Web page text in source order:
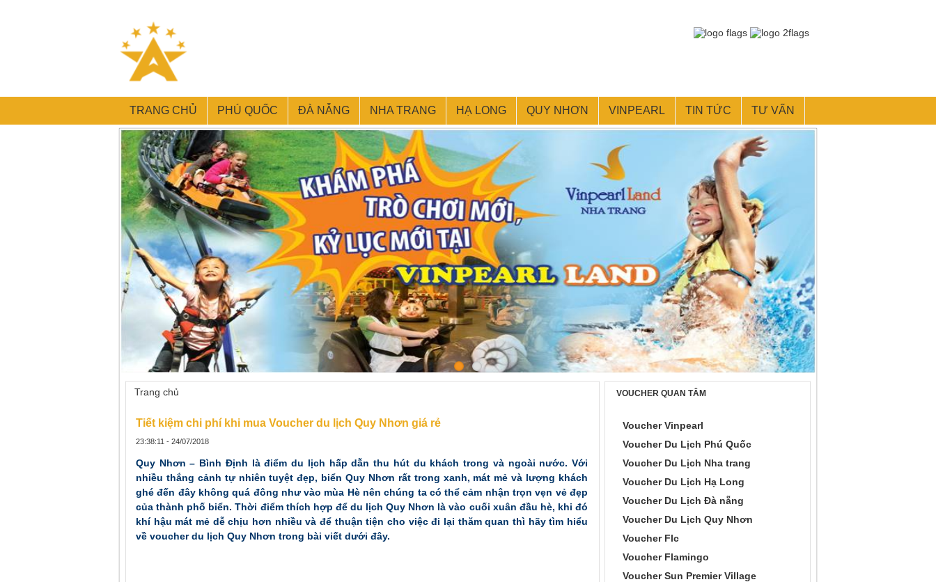
TRANG CHỦ PHÚ QUỐC ĐÀ NẴNG NHA TRANG HẠ LONG QUY NHƠN VINPEARL TIN TỨC TƯ VẤN
Trang chủ
Tiết kiệm chi phí khi mua Voucher du lịch Quy Nhơn giá rẻ
23:38:11 - 24/07/2018
Quy Nhơn – Bình Định là điểm du lịch hấp dẫn thu hút du khách trong và ngoài nước. Với
nhiều thắng cảnh tự nhiên tuyệt đẹp, biển Quy Nhơn rất trong xanh, mát mẻ và lượng khách
ghé đến đây không quá đông như vào mùa Hè nên chúng ta có thể cảm nhận trọn vẹn vẻ đẹp
của thành phố biển. Thời điểm thích hợp để du lịch Quy Nhơn là vào cuối xuân đầu hè, khi đó
khí hậu mát mẻ dễ chịu hơn nhiều và để thuận tiện cho việc đi lại thăm quan thì hãy tìm hiểu
về voucher du lịch Quy Nhơn trong bài viết dưới đây.
VOUCHER QUAN TÂM
Voucher Vinpearl
Voucher Du Lịch Phú Quốc
Voucher Du Lịch Nha trang
Voucher Du Lịch Hạ Long
Voucher Du Lịch Đà nẵng
Voucher Du Lịch Quy Nhơn
Voucher Flc
Voucher Flamingo
Voucher Sun Premier Village